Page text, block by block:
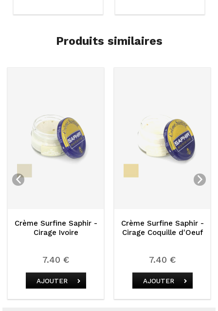
Produits similaires
Saphir -
Crème Surfine Saphir -
Cirage Coquille d'Oeuf
Crème
Cirage